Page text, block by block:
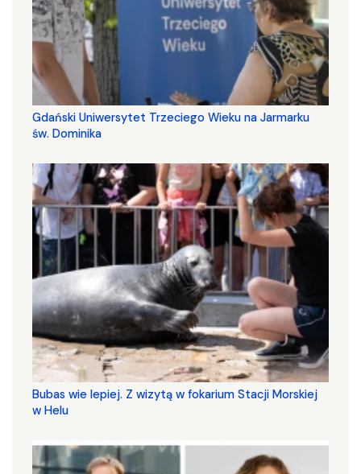
Gdański Uniwersytet Trzeciego Wieku na Jarmarku
św. Dominika
Bubas wie lepiej. Z wizytą w fokarium Stacji Morskiej
w Helu